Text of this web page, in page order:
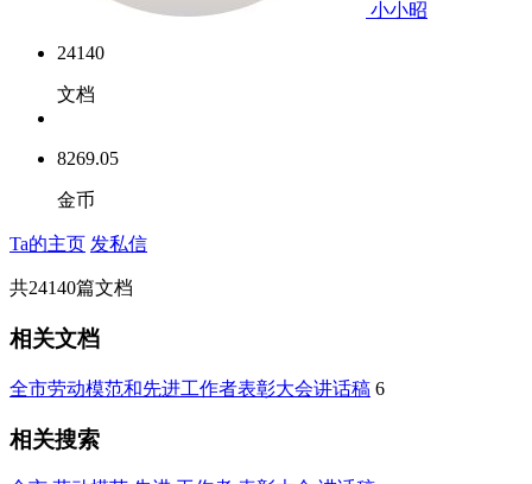
小小昭
24140
文档
8269.05
金币
Ta的主页 发私信
共24140篇文档
相关文档
全市劳动模范和先进工作者表彰大会讲话稿 6
相关搜索